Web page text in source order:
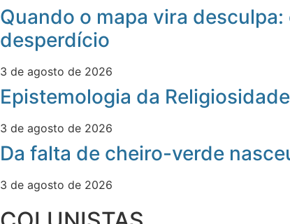
Quando o mapa vira
desperdício
3 de agosto de 2026
Epistemologia da
3 de agosto de 2026
Da falta de cheiro-verde
3 de agosto de 2026